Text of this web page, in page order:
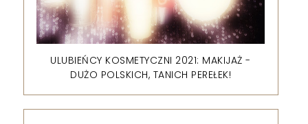
ULUBIEŃCY KOSMETYCZNI 2021: MAKIJAŻ -
DUŻO POLSKICH, TANICH PEREŁEK!